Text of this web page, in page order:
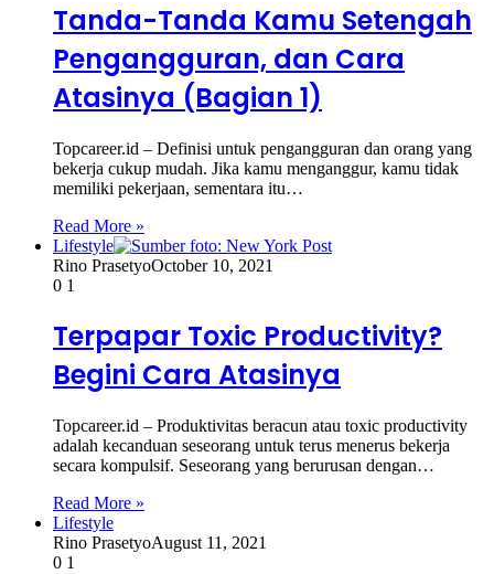
Tanda-Tanda Kamu Setengah
Pengangguran, dan Cara
Atasinya (Bagian 1)
Topcareer.id – Definisi untuk pengangguran dan orang yang
bekerja cukup mudah. Jika kamu menganggur, kamu tidak
memiliki pekerjaan, sementara itu…
Read More »
Lifestyle
Rino PrasetyoOctober 10, 2021
0 1
Terpapar Toxic Productivity?
Begini Cara Atasinya
Topcareer.id – Produktivitas beracun atau toxic productivity
adalah kecanduan seseorang untuk terus menerus bekerja
secara kompulsif. Seseorang yang berurusan dengan…
Read More »
Lifestyle
Rino PrasetyoAugust 11, 2021
0 1